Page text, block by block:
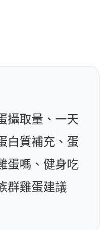
攝取量、一天
白質補充、蛋
蛋嗎、健身吃
群雞蛋建議